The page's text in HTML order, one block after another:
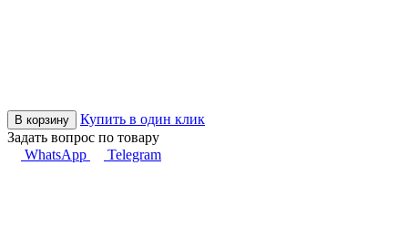
В корзину
Купить в один клик
Задать вопрос по товару
WhatsApp
Telegram